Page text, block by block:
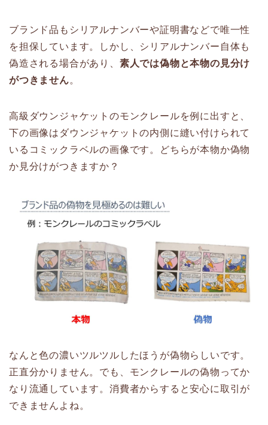
ブランド品もシリアルナンバーや証明書などで唯一性
を担保しています。しかし、シリアルナンバー自体も
偽造される場合があり、 素人では偽物と本物の見分け
がつきません。
高級ダウンジャケットのモンクレールを例に出すと、
下の画像はダウンジャケットの内側に縫い付けられて
いるコミックラベルの画像です。どちらが本物か偽物
か見分けがつきますか？
なんと色の濃いツルツルしたほうが偽物らしいです。
正直分かりません。でも、モンクレールの偽物ってか
なり流通しています。消費者からすると安心に取引が
できませんよね。